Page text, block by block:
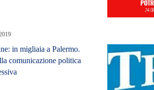
in migliaia a Palermo.
comunicazione politica